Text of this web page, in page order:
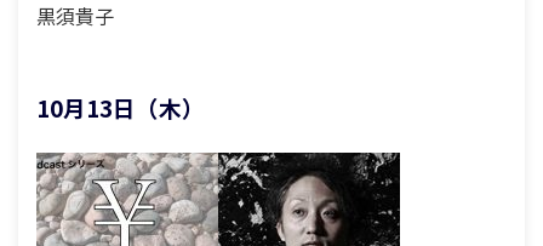
黒須貴子
10月13日（木）